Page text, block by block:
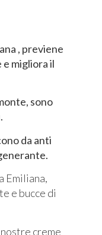
, previene
migliora il
sono
da anti
Emiliana,
e bucce di
creme